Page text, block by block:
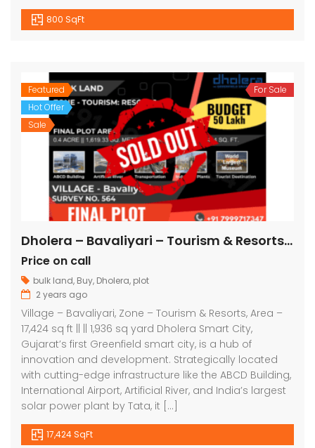
800 SqFt
Featured
Hot Offer
Sale
For Sale
Dholera – Bavaliyari – Tourism & Resorts – 17,424 sq ft || 1,936 sq yard
Price on call
bulk land, Buy, Dholera, plot
2 years ago
Village – Bavaliyari, Zone – Tourism & Resorts, Area –
17,424 sq ft || || 1,936 sq yard Dholera Smart City,
Gujarat’s first Greenfield smart city, is a hub of
innovation and development. Strategically located
with cutting-edge infrastructure like the ABCD Building,
International Airport, Artificial River, and India’s largest
solar power plant by Tata, it […]
17,424 SqFt